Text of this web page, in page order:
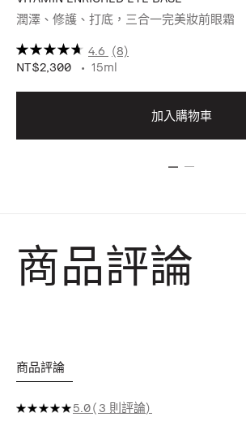
潤澤、修護、打底，三合一完美妝前眼霜
4.6 (8)
NT$2,300
15ml
加入購物車
商品評論
商品評論
5.0 3 則評論